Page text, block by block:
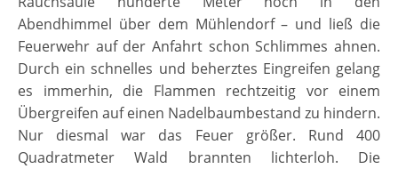
Abendhimmel über dem Mühlendorf – und ließ die
Feuerwehr auf der Anfahrt schon Schlimmes ahnen.
Durch ein schnelles und beherztes Eingreifen gelang
es immerhin, die Flammen rechtzeitig vor einem
Übergreifen auf einen Nadelbaumbestand zu hindern.
Nur diesmal war das Feuer größer. Rund 400
Quadratmeter Wald brannten lichterloh. Die